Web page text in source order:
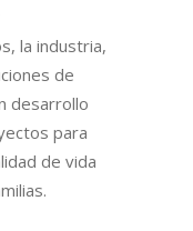
la industria,
de
desarrollo
para
de vida